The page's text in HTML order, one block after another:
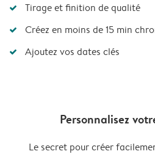
Tirage et finition de qualité
Créez en moins de 15 min
Ajoutez vos dates clés
Personnalisez
Le secret pour créer